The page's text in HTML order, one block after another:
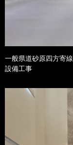
一般県道砂原四方寄
設備工事